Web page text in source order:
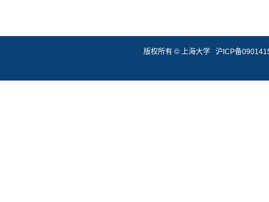
版权所有 © 上海大学 沪ICP备